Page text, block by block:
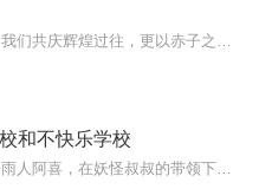
和不快乐学校